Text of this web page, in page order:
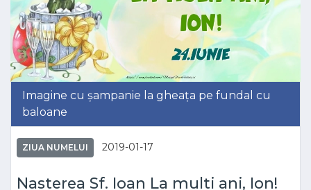
Imagine cu șampanie la gheața pe fundal cu
baloane
ZIUA NUMELUI 2019-01-17
Nasterea Sf. Ioan La multi ani, Ion!